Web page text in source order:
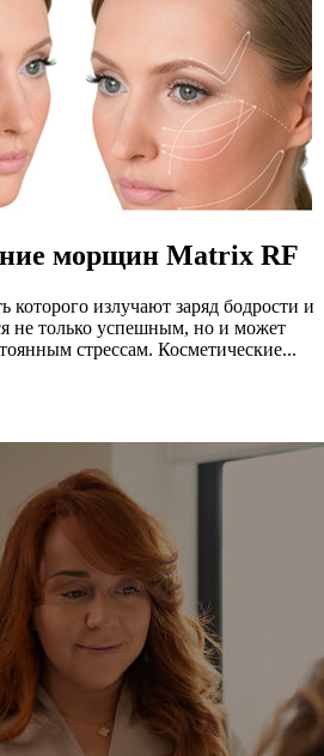
морщин Matrix RF
которого излучают заряд бодрости и
не только успешным, но и может
стрессам. Косметические...